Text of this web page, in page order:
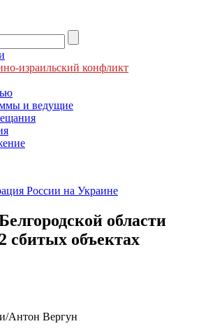
израильский конфликт
и ведущие
России на Украине
области
сбитых объектах
Антон Вергун